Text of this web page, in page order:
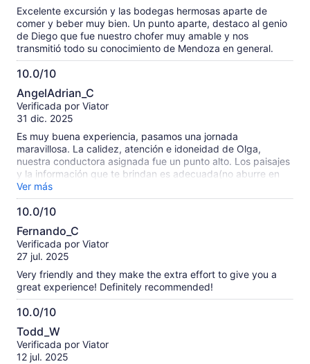
Excelente excursión y las bodegas hermosas aparte de
comer y beber muy bien. Un punto aparte, destaco al genio
de Diego que fue nuestro chofer muy amable y nos
transmitió todo su conocimiento de Mendoza en general.
10.0/10
10.0
de
10
AngelAdrian_C
Verificada por Viator
31 dic. 2025
Es muy buena experiencia, pasamos una jornada
maravillosa. La calidez, atención e idoneidad de Olga,
nuestra conductora asignada fue un punto alto. Los paisajes
y la información que te brindan es adecuada(no aburre en
ningún momento) y las degustaciones son muy generosas
Ver más
10.0/10
10.0
de
10
Fernando_C
Verificada por Viator
27 jul. 2025
Very friendly and they make the extra effort to give you a
great experience! Definitely recommended!
10.0/10
10.0
de
10
Todd_W
Verificada por Viator
12 jul. 2025